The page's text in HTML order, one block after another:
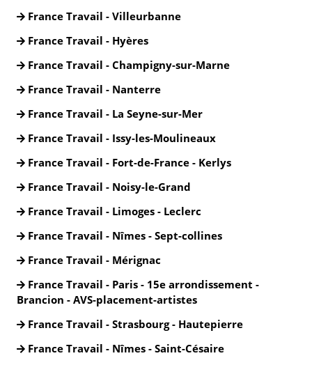
France Travail - Villeurbanne
France Travail - Hyères
France Travail - Champigny-sur-Marne
France Travail - Nanterre
France Travail - La Seyne-sur-Mer
France Travail - Issy-les-Moulineaux
France Travail - Fort-de-France - Kerlys
France Travail - Noisy-le-Grand
France Travail - Limoges - Leclerc
France Travail - Nîmes - Sept-collines
France Travail - Mérignac
France Travail - Paris - 15e arrondissement -
Brancion - AVS-placement-artistes
France Travail - Strasbourg - Hautepierre
France Travail - Nîmes - Saint-Césaire